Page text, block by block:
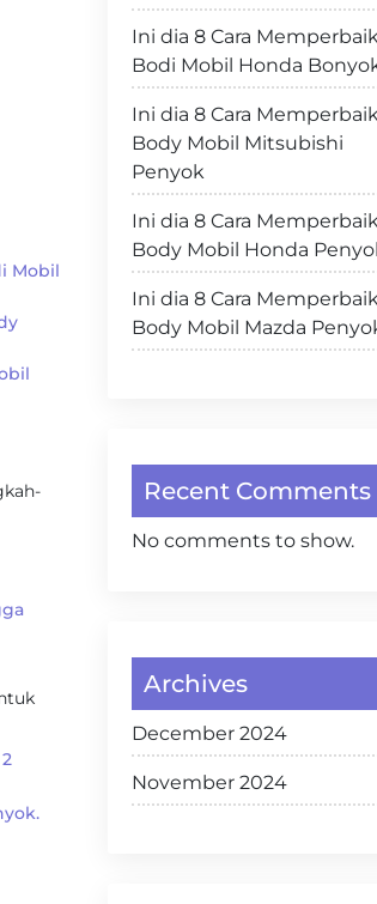
Mobil
Ini dia 8 Cara
Bodi Mobil Honda
Ini dia 8 Cara
Body Mobil Mitsubishi
Penyok
Ini dia 8 Cara
Body Mobil Honda
Ini dia 8 Cara
Body Mobil Mazda
Recent Comments
No comments to show.
Archives
December 2024
November 2024